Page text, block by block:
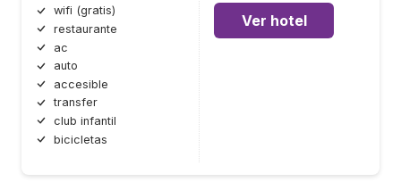
wifi (gratis)
restaurante
ac
auto
accesible
transfer
club infantil
bicicletas
Ver hotel